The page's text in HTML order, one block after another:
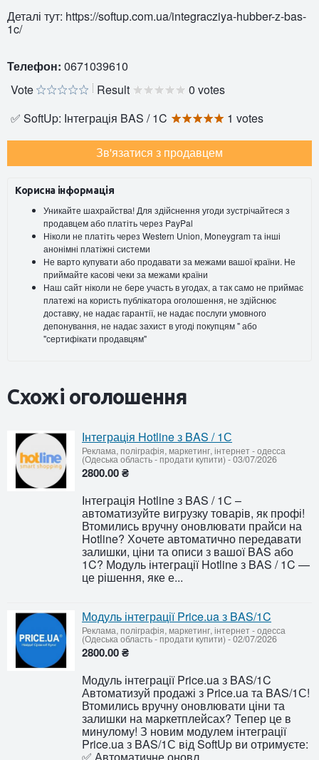
Деталі тут: https://softup.com.ua/integracziya-hubber-z-bas-
1c/
Телефон: 0671039610
Vote
Result
0 votes
✅ SoftUp: Інтеграція BAS / 1C
1 votes
Зв'язатися з продавцем
Корисна інформація
Уникайте шахрайства! Для здійснення угоди зустрічайтеся з
продавцем або платіть через PayPal
Ніколи не платіть через Western Union, Moneygram та інші
анонімні платіжні системи
Не варто купувати або продавати за межами вашої країни. Не
приймайте касові чеки за межами країни
Наш сайт ніколи не бере участь в угодах, а так само не приймає
платежі на користь публікатора оголошення, не здійснює
доставку, не надає гарантії, не надає послуги умовного
депонування, не надає захист в угоді покупцям " або
"сертифікати продавцям"
Схожі оголошення
Інтеграція Hotline з BAS / 1С
Реклама, поліграфія, маркетинг, інтернет-одесса
(Одеська область - продати купити) -03/07/2026
2800.00 ₴
Інтеграція Hotline з BAS / 1С –
автоматизуйте вигрузку товарів, як профі!
Втомились вручну оновлювати прайси на
Hotline? Хочете автоматично передавати
залишки, ціни та описи з вашої BAS або
1C? Модуль інтеграції Hotline з BAS / 1C —
це рішення, яке е...
Модуль інтеграції Price.ua з BAS/1C
Реклама, поліграфія, маркетинг, інтернет-одесса
(Одеська область - продати купити) -02/07/2026
2800.00 ₴
Модуль інтеграції Price.ua з BAS/1C
Автоматизуй продажі з Price.ua та BAS/1С!
Втомились вручну оновлювати ціни та
залишки на маркетплейсах? Тепер це в
минулому! З новим модулем інтеграції
Price.ua з BAS/1С від SoftUp ви отримуєте: